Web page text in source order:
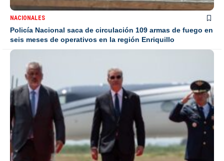
NACIONALES
Policía Nacional saca de circulación 109 armas de fuego en
seis meses de operativos en la región Enriquillo